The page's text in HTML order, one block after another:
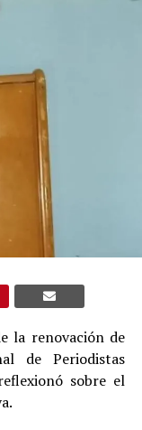
la renovación de
de Periodistas
sobre el